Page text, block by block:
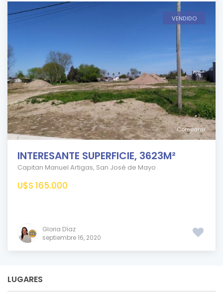
Comparar
VENDIDO
INTERESANTE SUPERFICIE, 3623M²
Capitan Manuel Artigas, San José de Mayo
U$S 165.000
Gloria Díaz
septiembre 16, 2020
LUGARES